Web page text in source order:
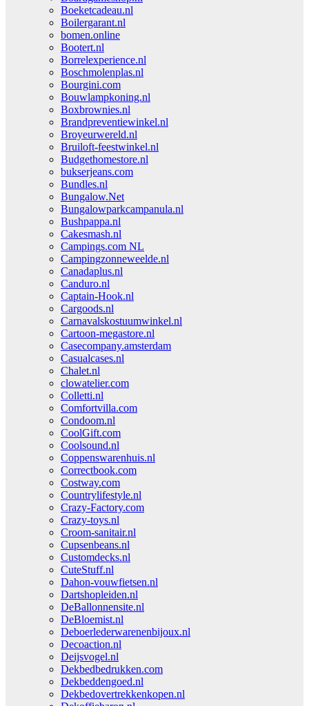
Boeketcadeau.nl
Boilergarant.nl
bomen.online
Bootert.nl
Borrelexperience.nl
Boschmolenplas.nl
Bourgini.com
Bouwlampkoning.nl
Boxbrownies.nl
Brandpreventiewinkel.nl
Broyeurwereld.nl
Bruiloft-feestwinkel.nl
Budgethomestore.nl
bukserjeans.com
Bundles.nl
Bungalow.Net
Bungalowparkcampanula.nl
Bushpappa.nl
Cakesmash.nl
Campings.com NL
Campingzonneweelde.nl
Canadaplus.nl
Canduro.nl
Captain-Hook.nl
Cargoods.nl
Carnavalskostuumwinkel.nl
Cartoon-megastore.nl
Casecompany.amsterdam
Casualcases.nl
Chalet.nl
clowatelier.com
Colletti.nl
Comfortvilla.com
Condoom.nl
CoolGift.com
Coolsound.nl
Coppenswarenhuis.nl
Correctbook.com
Costway.com
Countrylifestyle.nl
Crazy-Factory.com
Crazy-toys.nl
Croom-sanitair.nl
Cupsenbeans.nl
Customdecks.nl
CuteStuff.nl
Dahon-vouwfietsen.nl
Dartshopleiden.nl
DeBallonnensite.nl
DeBloemist.nl
Deboerlederwarenenbijoux.nl
Decoaction.nl
Deijsvogel.nl
Dekbedbedrukken.com
Dekbeddengoed.nl
Dekbedovertrekkenkopen.nl